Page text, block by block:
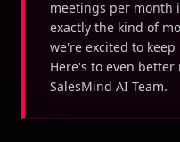
meetings per month
exactly the kind of
we're excited to
Here's to even
SalesMind AI Team.